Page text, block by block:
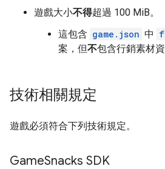
遊戲大小不得超過 100 MiB。
這包含 game.json 中
案，但不包含行銷素材資
技術相關規定
遊戲必須符合下列技術規定。
GameSnacks SDK